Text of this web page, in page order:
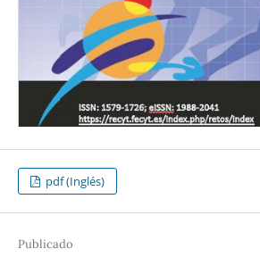
pdf (Inglés)
Publicado